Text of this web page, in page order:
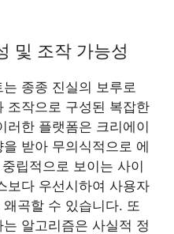
및 조작 가능성
종종 진실의 보루로
조작으로 구성된 복잡한
러한 플랫폼은 크리에이
받아 무의식적으로 에
립적으로 보이는 사이
보다 우선시하여 사용자
곡할 수 있습니다. 또
알고리즘은 사실적 정